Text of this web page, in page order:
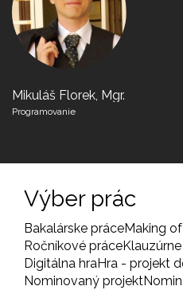
Mikuláš Florek, Mgr.
Programovanie
Výber prác
Bakalárske práceMaking
Ročníkové práce
Digitálna hraHra - projekt
Nominovaný projekt